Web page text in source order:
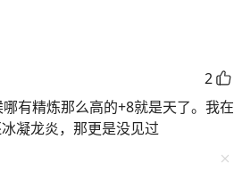
2
有精炼那么高的+8就是天了。我在
凝龙炎，那更是没见过